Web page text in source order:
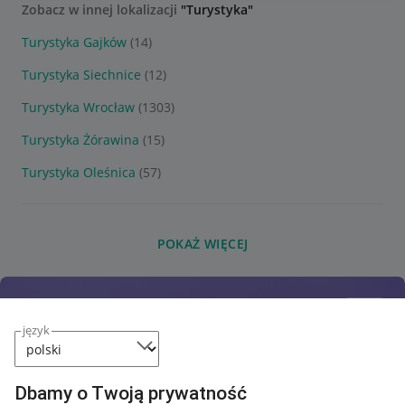
język
Dbamy o Twoją prywatność
Zobacz w innej lokalizacji "Turystyka"
Turystyka Gajków (14)
Turystyka Siechnice (12)
Turystyka Wrocław (1303)
Turystyka Żórawina (15)
Turystyka Oleśnica (57)
POKAŻ WIĘCEJ